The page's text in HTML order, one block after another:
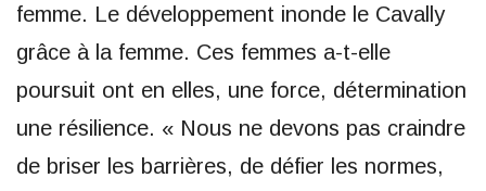
femme. Le développement inonde le Cavally
grâce à la femme. Ces femmes a-t-elle
poursuit ont en elles, une force, détermination
une résilience. « Nous ne devons pas craindre
de briser les barrières, de défier les normes,